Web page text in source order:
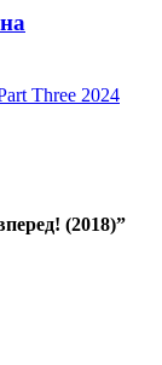
Three 2024
(2018)”